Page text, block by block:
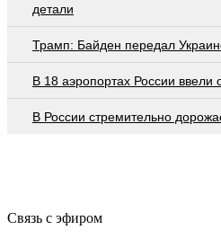
детали
Трамп: Байден передал
В 18 аэропортах России ввели
В России стремительно
Связь с эфиром